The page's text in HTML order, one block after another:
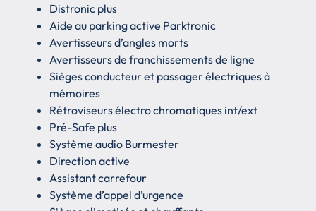
Distronic plus
Aide au parking active Parktronic
Avertisseurs d’angles morts
Avertisseurs de franchissements de ligne
Sièges conducteur et passager électriques à
mémoires
Rétroviseurs électro chromatiques int/ext
Pré-Safe plus
Système audio Burmester
Direction active
Assistant carrefour
Système d’appel d’urgence